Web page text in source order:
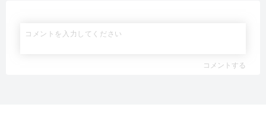
コメントする